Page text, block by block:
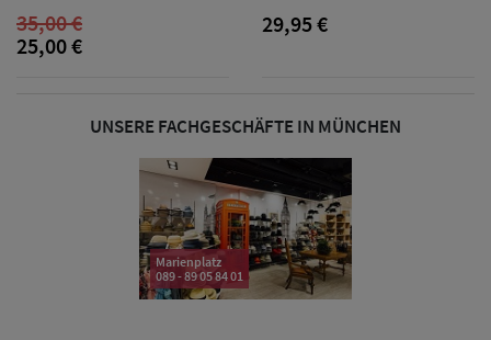
Damen Caps
Großgrößen
35,00 €
25,00 €
29,95 €
UNSERE FACHGESCHÄFTE IN MÜNCHEN
Marienplatz
089 - 89 05 84 01